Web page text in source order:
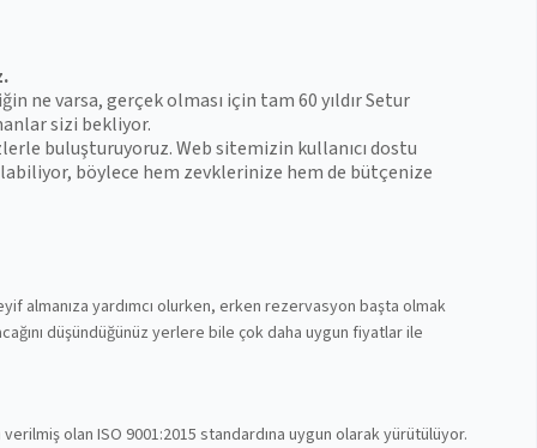
ne varsa, gerçek olması için tam 60 yıldır Setur
sizi bekliyor.
buluşturuyoruz. Web sitemizin kullanıcı dostu
böylece hem zevklerinize hem de bütçenize
almanıza yardımcı olurken, erken rezervasyon başta olmak
düşündüğünüz yerlere bile çok daha uygun fiyatlar ile
olan ISO 9001:2015 standardına uygun olarak yürütülüyor.